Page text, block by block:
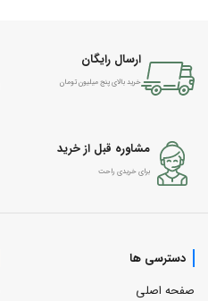
ارسال رایگان
خرید بالای پنج میلیون تومان
مشاوره قبل از خرید
برای خریدی راحت
دسترسی ها
صفحه اصلی